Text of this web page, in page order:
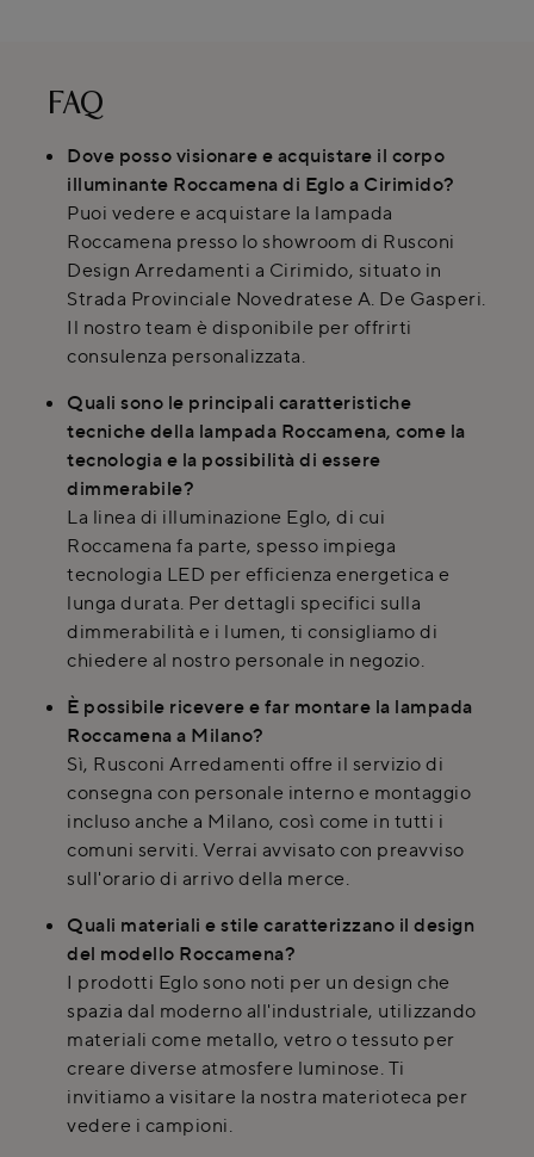
FAQ
Dove posso visionare e acquistare il corpo
illuminante Roccamena di Eglo a Cirimido?
Puoi vedere e acquistare la lampada
Roccamena presso lo showroom di Rusconi
Design Arredamenti a Cirimido, situato in
Strada Provinciale Novedratese A. De Gasperi.
Il nostro team è disponibile per offrirti
consulenza personalizzata.
Quali sono le principali caratteristiche
tecniche della lampada Roccamena, come la
tecnologia e la possibilità di essere
dimmerabile?
La linea di illuminazione Eglo, di cui
Roccamena fa parte, spesso impiega
tecnologia LED per efficienza energetica e
lunga durata. Per dettagli specifici sulla
dimmerabilità e i lumen, ti consigliamo di
chiedere al nostro personale in negozio.
È possibile ricevere e far montare la lampada
Roccamena a Milano?
Sì, Rusconi Arredamenti offre il servizio di
consegna con personale interno e montaggio
incluso anche a Milano, così come in tutti i
comuni serviti. Verrai avvisato con preavviso
sull'orario di arrivo della merce.
Quali materiali e stile caratterizzano il design
del modello Roccamena?
I prodotti Eglo sono noti per un design che
spazia dal moderno all'industriale, utilizzando
materiali come metallo, vetro o tessuto per
creare diverse atmosfere luminose. Ti
invitiamo a visitare la nostra materioteca per
vedere i campioni.